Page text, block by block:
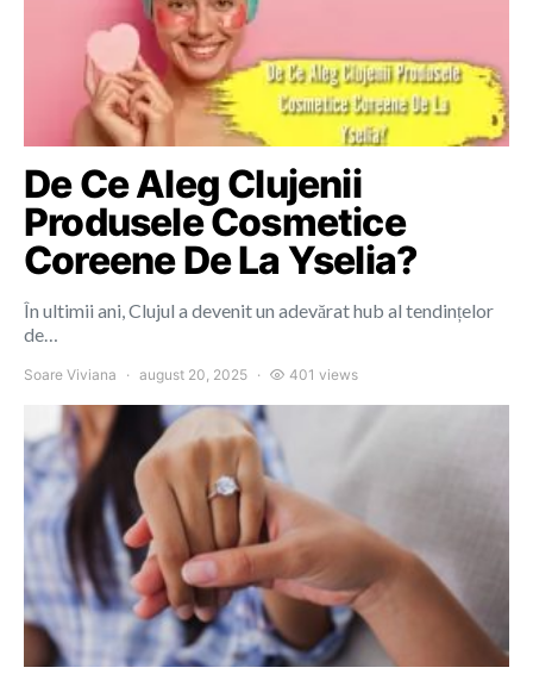
De Ce Aleg Clujenii
Produsele Cosmetice
Coreene De La Yselia?
În ultimii ani, Clujul a devenit un adevărat hub al tendințelor
de…
Soare Viviana august 20, 2025 401 views